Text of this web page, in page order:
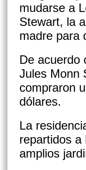
mudarse a
Stewart, la
madre para
De acuerdo
Jules Monn
compraron
dólares.
La
repartidos a
amplios